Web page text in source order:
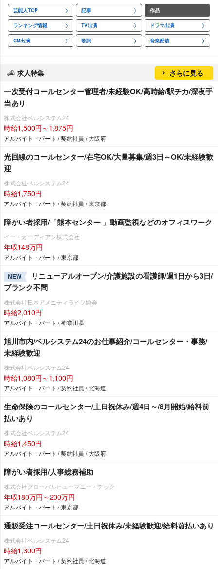
芸能人TOP 記事 作品
ランキング情報 TV出演 ドラマ出演
CM出演 歌詞 音楽配信
求人特集 さらに見る
一次受付コールセンター管理者/未経験OK/高時給/駅チカ/深夜手
当あり
株式会社ベルシステム24
時給1,500円～1,875円
アルバイト・パート / 契約社員 / 大阪府
光回線のコールセンター/在宅OK/大量募集/週3日～OK/未経験歓
迎
株式会社ベルシステム24
時給1,750円
アルバイト・パート / 契約社員 / 東京都
障がい者採用/「熊本センター 」動画監視などのオフィスワーク
イー・ガーディアン株式会社
年収148万円
アルバイト・パート / 東京都
NEW
リニューアルオープン/介護施設の看護師/週1日から3日/
ブランク不問
株式会社日本アメニティライフ協会
時給2,010円
アルバイト・パート / 神奈川県
旭川市内/ベルシステム24のお仕事紹介/コールセンター・事務/
未経験歓迎
株式会社ベルシステム24
時給1,080円～1,100円
アルバイト・パート / 契約社員 / 北海道
生命保険のコールセンター/土日祝休み/週4日～/8月開始/給料前
払いあり
株式会社ベルシステム24
時給1,450円
アルバイト・パート / 契約社員 / 大阪府
障がい者採用/人事総務補助
株式会社グローバルヒューマニー・テック
年収180万円～200万円
アルバイト・パート / 東京都
通販受注コールセンター/土日祝休み/未経験歓迎/給料前払いあり
株式会社ベルシステム24
時給1,300円
アルバイト・パート / 契約社員 / 北海道